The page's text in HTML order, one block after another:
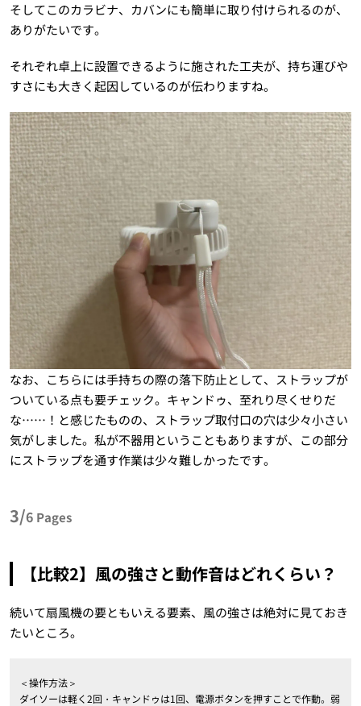
そしてこのカラビナ、カバンにも簡単に取り付けられるのが、
ありがたいです。
それぞれ卓上に設置できるように施された工夫が、持ち運びや
すさにも大きく起因しているのが伝わりますね。
なお、こちらには手持ちの際の落下防止として、ストラップが
ついている点も要チェック。キャンドゥ、至れり尽くせりだ
な……！と感じたものの、ストラップ取付口の穴は少々小さい
気がしました。私が不器用ということもありますが、この部分
にストラップを通す作業は少々難しかったです。
3/6 Pages
【比較2】風の強さと動作音はどれくらい？
続いて扇風機の要ともいえる要素、風の強さは絶対に見ておき
たいところ。
＜操作方法＞
ダイソーは軽く2回・キャンドゥは1回、電源ボタンを押すことで作動。弱